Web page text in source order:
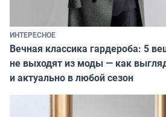
ИНТЕРЕСНОЕ
Вечная классика гардероба: 5
не выходят из моды — как
и актуально в любой сезон